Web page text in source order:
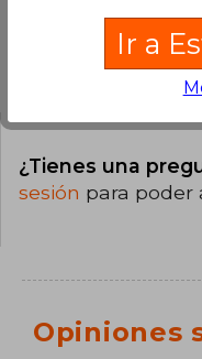
Preguntas y
¿Tienes una
sesión para poder
Opiniones
Ir a